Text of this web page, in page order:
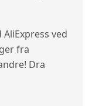
ved
fra
Dra